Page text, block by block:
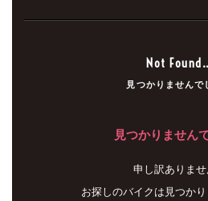
Not
見つかりませんで
見つかりません
申し訳ありませ
お探しのバイクは見つかり